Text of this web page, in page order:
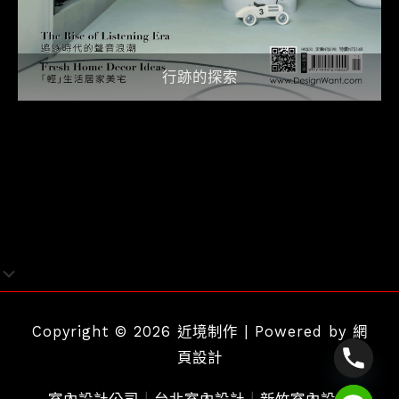
行跡的探索
Copyright © 2026 近境制作 | Powered by 網
頁設計